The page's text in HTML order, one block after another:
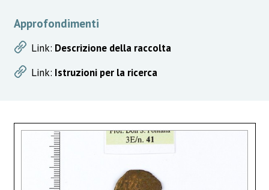
Approfondimenti
Link: Descrizione della raccolta
Link: Istruzioni per la ricerca